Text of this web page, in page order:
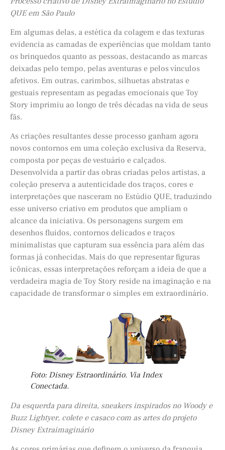
QUE em São Paulo
Em algumas delas, a estética da colagem e das texturas
evidencia as camadas de experiências que moldam tanto
os brinquedos quanto as pessoas, destacando as marcas
deixadas pelo tempo, pelas aventuras e pelos vínculos
afetivos. Em outras, carimbos, silhuetas abstratas e
gestuais representam as pegadas emocionais que Toy
Story imprimiu ao longo de três décadas na vida de seus
fãs.
As criações resultantes desse processo ganham agora
novos contornos em uma coleção exclusiva da Reserva,
composta por peças de vestuário e calçados.
Desenvolvida a partir das obras criadas pelos artistas, a
coleção preserva a autenticidade dos traços, cores e
interpretações que nasceram no Estúdio QUE, traduzindo
esse universo criativo em produtos que ampliam o
alcance da iniciativa. Os personagens surgem em
desenhos fluidos, contornos delicados e traços
minimalistas que capturam sua essência para além das
formas já conhecidas. Mais do que representar figuras
icônicas, essas interpretações reforçam a ideia de que a
verdadeira magia de Toy Story reside na imaginação e na
capacidade de transformar o simples em extraordinário.
Foto: Disney Estraordinário. Via Index
Conectada.
Da esquerda para direita, sneakers inspirados no Woody e
Buzz Lightyer, colete e casaco com as artes do projeto
Disney Extraimaginário